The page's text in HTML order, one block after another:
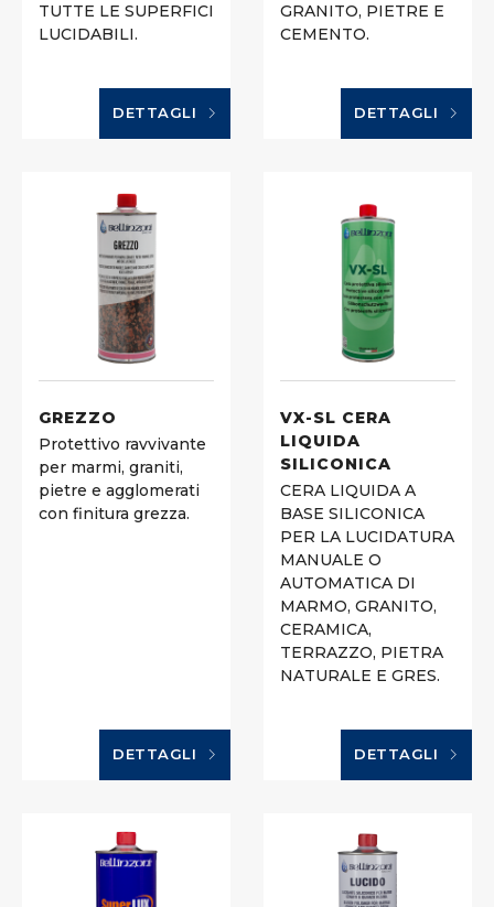
TUTTE LE SUPERFICI
LUCIDABILI.
DETTAGLI
GRANITO, PIETRE E
CEMENTO.
DETTAGLI
GREZZO
Protettivo ravvivante
per marmi, graniti,
pietre e agglomerati
con finitura grezza.
DETTAGLI
VX-SL CERA
LIQUIDA
SILICONICA
CERA LIQUIDA A
BASE SILICONICA
PER LA LUCIDATURA
MANUALE O
AUTOMATICA DI
MARMO, GRANITO,
CERAMICA,
TERRAZZO, PIETRA
NATURALE E GRES.
DETTAGLI